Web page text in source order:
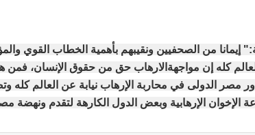
إيمانا من الصحفيين ونقيبهم بأهمية الخطاب القوي
كله إن مواجهةالارهاب حق من حقوق الإنسان، فمن
مصر الدولى في محاربة الإرهاب نيابة عن العالم
الإخوان الإرهابية وبعض الدول الكارهة لتقدم ونهضة